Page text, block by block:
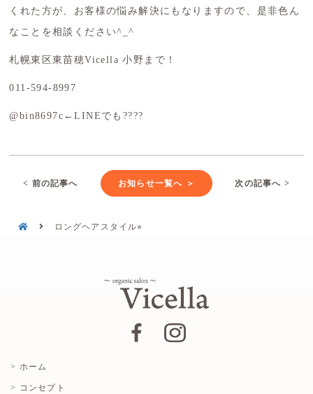
くれた方が、お客様の悩み解決にもなりますので、是非色ん
なことを相談ください^_^
札幌東区東苗穂Vicella 小野まで！
011-594-8997
@bin8697c←LINEでも????
< 前の記事へ お知らせ一覧へ ＞ 次の記事へ >
ロングヘアスタイル⭐︎
> ホーム
> コンセプト